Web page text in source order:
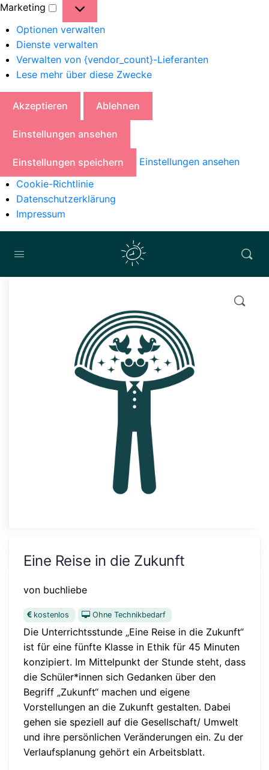
Marketing
Optionen verwalten
Dienste verwalten
Verwalten von {vendor_count}-Lieferanten
Lese mehr über diese Zwecke
Akzeptieren Ablehnen
Einstellungen ansehen
Einstellungen speichern
Einstellungen ansehen
Cookie-Richtlinie
Datenschutzerklärung
Impressum
Eine Reise in die Zukunft
von buchliebe
kostenlos Ohne Technikbedarf
Die Unterrichtsstunde „Eine Reise in die Zukunft“
ist für eine fünfte Klasse in Ethik für 45 Minuten
konzipiert. Im Mittelpunkt der Stunde steht, dass
die Schüler*innen sich Gedanken über den
Begriff „Zukunft“ machen und eigene
Vorstellungen an die Zukunft gestalten. Dabei
gehen sie speziell auf die Gesellschaft/ Umwelt
und ihre persönlichen Veränderungen ein. Zu der
Verlaufsplanung gehört ein Arbeitsblatt.